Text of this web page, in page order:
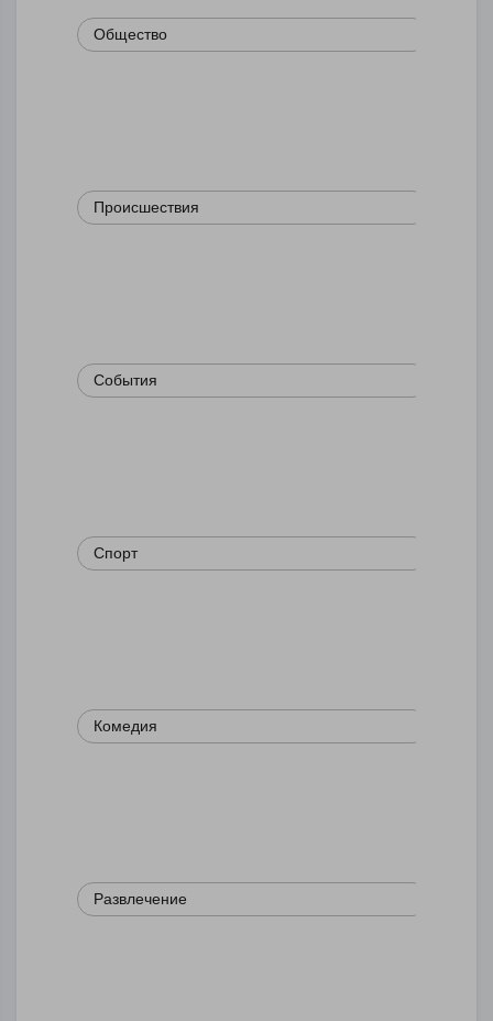
Общество
Происшествия
События
Спорт
Комедия
Развлечение